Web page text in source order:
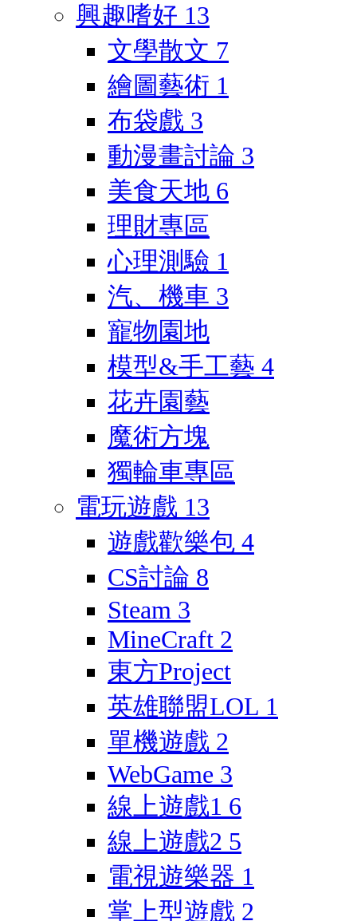
興趣嗜好 13
文學散文 7
繪圖藝術 1
布袋戲 3
動漫畫討論 3
美食天地 6
理財專區
心理測驗 1
汽、機車 3
寵物園地
模型&手工藝 4
花卉園藝
魔術方塊
獨輪車專區
電玩遊戲 13
遊戲歡樂包 4
CS討論 8
Steam 3
MineCraft 2
東方Project
英雄聯盟LOL 1
單機遊戲 2
WebGame 3
線上遊戲1 6
線上遊戲2 5
電視遊樂器 1
掌上型遊戲 2